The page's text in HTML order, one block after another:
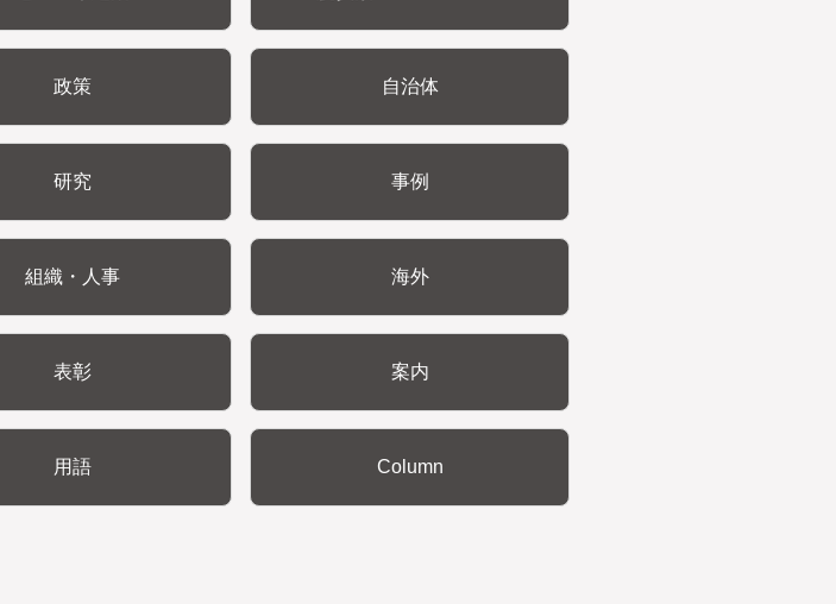
政策 自治体
研究 事例
組織・人事 海外
表彰 案内
用語 Column